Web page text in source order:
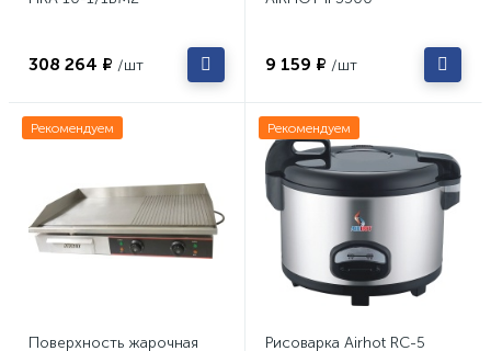
308 264 ₽ /шт 9 159 ₽ /шт
Рекомендуем
Поверхность жарочная
Рекомендуем
Рисоварка Airhot RC-5